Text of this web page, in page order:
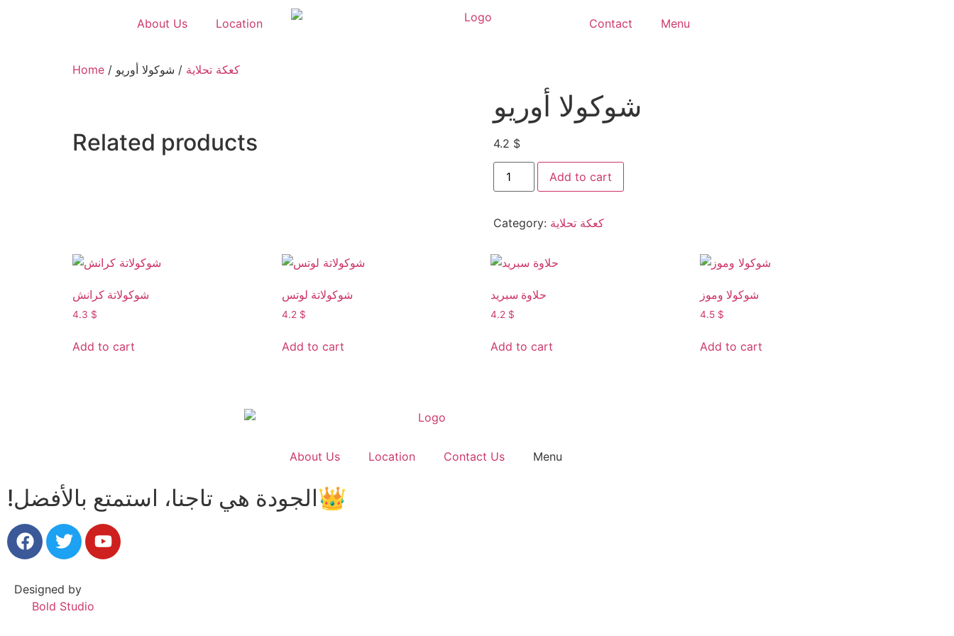
About Us Location Contact Menu
Home / كعكة تحلاية / شوكولا أوريو
شوكولا أوريو
4.2 $
Add to cart
Category: كعكة تحلاية
Related products
شوكولاتة كرانش
4.3 $
Add to cart
شوكولاتة لوتس
4.2 $
Add to cart
حلاوة سبريد
4.2 $
Add to cart
شوكولا وموز
4.5 $
Add to cart
About Us Location Contact Us Menu
!الجودة هي تاجنا، استمتع بالأفضل👑
Designed by
Bold Studio